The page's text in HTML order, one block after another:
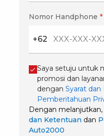
Nomor Handphone *
+62
Saya setuju untuk
promosi dan
dengan Syarat
Pemberitahuan
Dengan
dan Ketentuan dan
Auto2000